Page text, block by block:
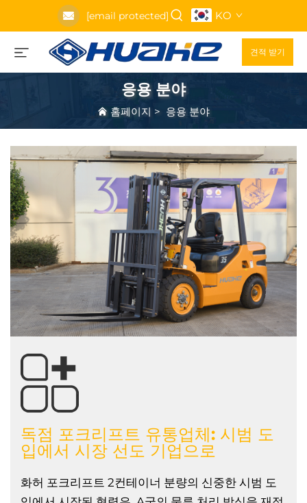
[email protected] KO
견적 받기
응용 분야
홈페이지 > 응용 분야
독점 포크리프트 유통업체: 시범 도
입에서 시장 선도 기업으로
화허 포크리프트 2컨테이너 분량의 신중한 시범 도